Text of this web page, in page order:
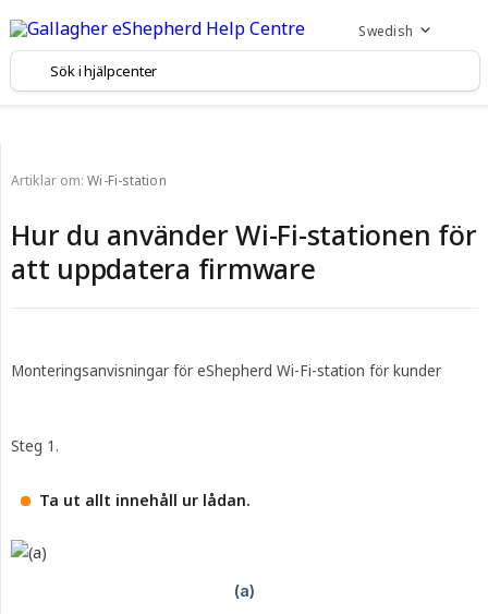
Swedish
Artiklar om: Wi-Fi-station
Hur du använder Wi-Fi-stationen för
att uppdatera firmware
Monteringsanvisningar för eShepherd Wi-Fi-station för kunder
Steg 1.
Ta ut allt innehåll ur lådan.